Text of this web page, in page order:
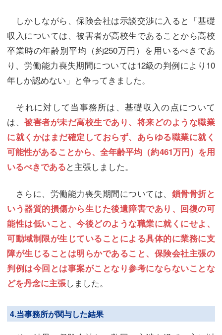
しかしながら、保険会社は示談交渉に入ると「基礎
収入については、被害者が高校生であることから高校
卒業時の年齢別平均（約250万円）を用いるべきであ
り、労働能力喪失期間については12級の判例により10
年しか認めない」と争ってきました。
それに対して当事務所は、基礎収入の点について
は、被害者が未だ高校生であり、将来どのような職業
に就くかはまだ確定しておらず、あらゆる職業に就く
可能性があることから、全年齢平均（約461万円）を用
いるべきであると主張しました。
さらに、労働能力喪失期間については、 鎖骨骨折と
いう器質的損傷から生じた後遺障害であり、回復の可
能性は低いこと、今後どのような職業に就くにせよ、
可動域制限が生じていることによる具体的に業務に支
障が生じることは明らかであること、保険会社主張の
判例は今回とは事案がことなり参考にならないことな
どを丹念に主張しました。
4.当事務所が関与した結果